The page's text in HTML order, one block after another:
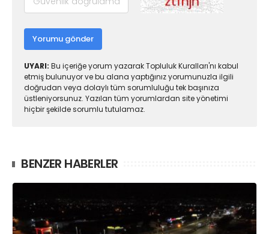
Yorumu gönder
UYARI: Bu içeriğe yorum yazarak Topluluk Kuralları'nı kabul
etmiş bulunuyor ve bu alana yaptığınız yorumunuzla ilgili
doğrudan veya dolaylı tüm sorumluluğu tek başınıza
üstleniyorsunuz. Yazılan tüm yorumlardan site yönetimi
hiçbir şekilde sorumlu tutulamaz.
BENZER HABERLER